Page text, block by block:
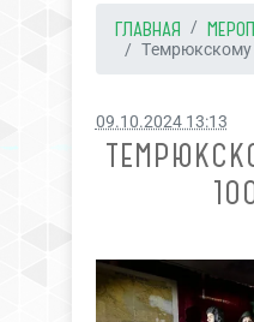
ГЛАВНАЯ
Темрюкскому
09.10.2024 13:13